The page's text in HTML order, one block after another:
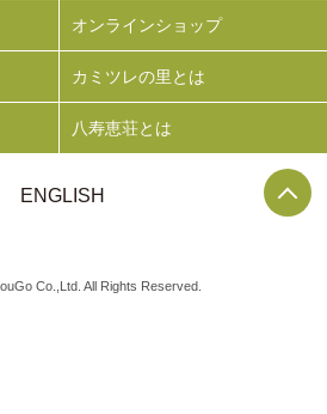
オンラインショップ
カミツレの里とは
八寿恵荘とは
ENGLISH
Co.,Ltd. All Rights Reserved.